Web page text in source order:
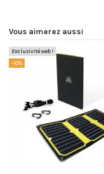
Vous aimerez aussi
Exclusivité web !
-10%